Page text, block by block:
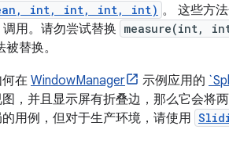
int, int, int, int) 。 这些方
调用。请勿尝试替换 measure(int,
被替换。
在WindowManager 示例应用的
，并且显示屏有折叠边，那么它会将
用例，但对于生产环境，请使用